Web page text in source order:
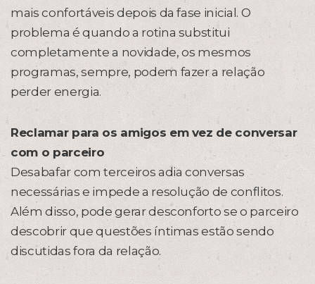
mais confortáveis depois da fase inicial. O
problema é quando a rotina substitui
completamente a novidade, os mesmos
programas, sempre, podem fazer a relação
perder energia.
Reclamar para os amigos em vez de conversar
com o parceiro
Desabafar com terceiros adia conversas
necessárias e impede a resolução de conflitos.
Além disso, pode gerar desconforto se o parceiro
descobrir que questões íntimas estão sendo
discutidas fora da relação.